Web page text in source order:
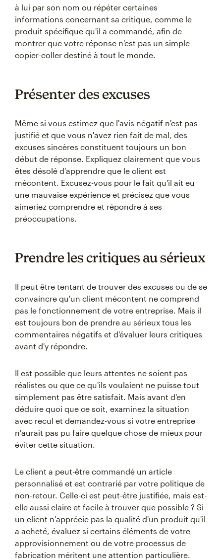
à lui par son nom ou répéter certaines
informations concernant sa critique, comme le
produit spécifique qu'il a commandé, afin de
montrer que votre réponse n'est pas un simple
copier-coller destiné à tout le monde.
Présenter des excuses
Même si vous estimez que l'avis négatif n'est pas
justifié et que vous n'avez rien fait de mal, des
excuses sincères constituent toujours un bon
début de réponse. Expliquez clairement que vous
êtes désolé d'apprendre que le client est
mécontent. Excusez-vous pour le fait qu'il ait eu
une mauvaise expérience et précisez que vous
aimeriez comprendre et répondre à ses
préoccupations.
Prendre les critiques au sérieux
Il peut être tentant de trouver des excuses ou de se
convaincre qu'un client mécontent ne comprend
pas le fonctionnement de votre entreprise. Mais il
est toujours bon de prendre au sérieux tous les
commentaires négatifs et d'évaluer leurs critiques
avant d'y répondre.
Il est possible que leurs attentes ne soient pas
réalistes ou que ce qu'ils voulaient ne puisse tout
simplement pas être satisfait. Mais avant d'en
déduire quoi que ce soit, examinez la situation
avec recul et demandez-vous si votre entreprise
n'aurait pas pu faire quelque chose de mieux pour
éviter cette situation.
Le client a peut-être commandé un article
personnalisé et est contrarié par votre politique de
non-retour. Celle-ci est peut-être justifiée, mais est-
elle aussi claire et facile à trouver que possible ? Si
un client n'apprécie pas la qualité d'un produit qu'il
a acheté, évaluez si certains éléments de votre
approvisionnement ou de votre processus de
fabrication méritent une attention particulière.